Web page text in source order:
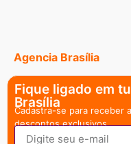
Agencia Brasília
Fique ligado em
Brasília
Cadastra-se para receber
descontos exclusivos.